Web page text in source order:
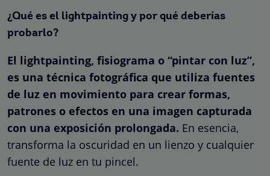
¿Qué es el lightpainting y por qué deberías
probarlo?
El lightpainting, fisiograma o “pintar con luz”,
es una técnica fotográfica que utiliza fuentes
de luz en movimiento para crear formas,
patrones o efectos en una imagen capturada
con una exposición prolongada. En esencia,
transforma la oscuridad en un lienzo y cualquier
fuente de luz en tu pincel.